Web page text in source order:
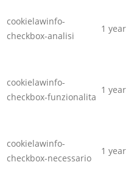
cookielawinfo-
checkbox-analisi
1 year
cookielawinfo-
checkbox-funzionalita
1 year
cookielawinfo-
checkbox-necessario
1 year